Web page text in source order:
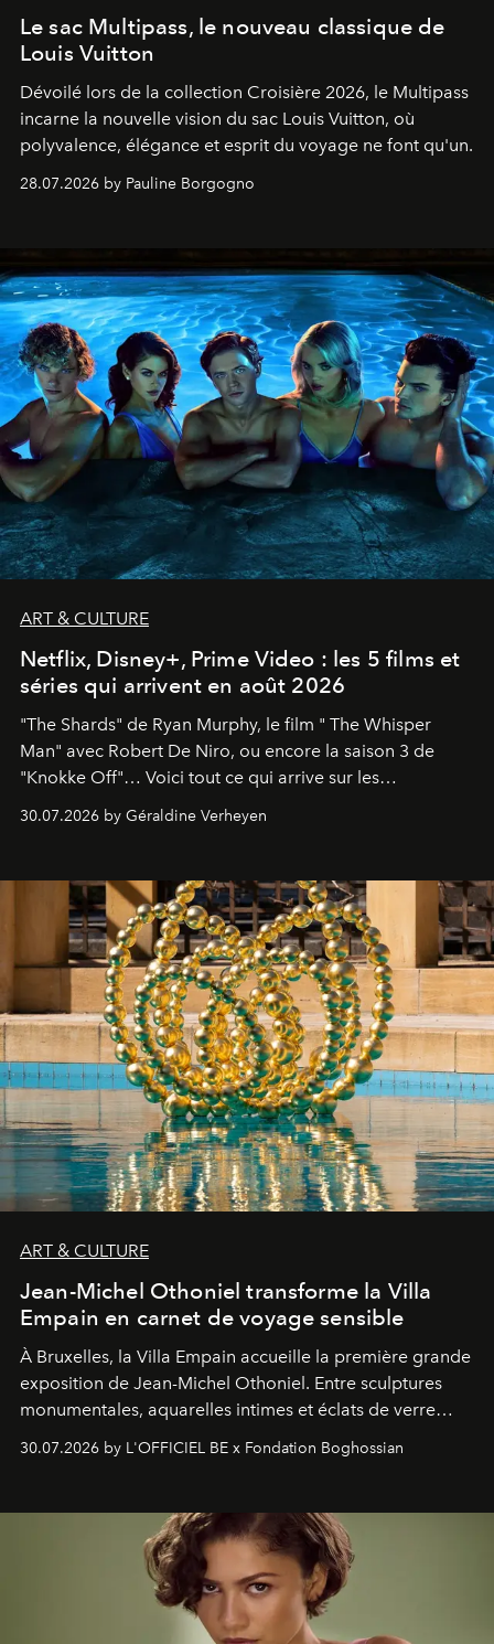
Le sac Multipass, le nouveau classique de
Louis Vuitton
Dévoilé lors de la collection Croisière 2026, le Multipass
incarne la nouvelle vision du sac Louis Vuitton, où
polyvalence, élégance et esprit du voyage ne font qu'un.
28.07.2026 by Pauline Borgogno
ART & CULTURE
Netflix, Disney+, Prime Video : les 5 films et
séries qui arrivent en août 2026
"The Shards" de Ryan Murphy, le film " The Whisper
Man" avec Robert De Niro, ou encore la saison 3 de
"Knokke Off"… Voici tout ce qui arrive sur les
plateformes de streaming en août 2026.
30.07.2026 by Géraldine Verheyen
ART & CULTURE
Jean-Michel Othoniel transforme la Villa
Empain en carnet de voyage sensible
À Bruxelles, la Villa Empain accueille la première grande
exposition de Jean-Michel Othoniel. Entre sculptures
monumentales, aquarelles intimes et éclats de verre
soufflé, l’artiste français compose un itinéraire
émotionnel où chaque œuvre devient le souvenir
émerveillement.
30.07.2026 by L'OFFICIEL BE x Fondation Boghossian